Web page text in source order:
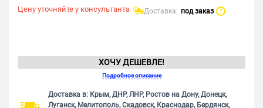
Цену уточняйте у консультанта Доставка: под заказ ?
ХОЧУ ДЕШЕВЛЕ!
Подробное описание
Доставка в: Крым, ДНР, ЛНР, Ростов на Дону, Донецк,
Луганск, Мелитополь, Скадовск, Краснодар, Бердянск,